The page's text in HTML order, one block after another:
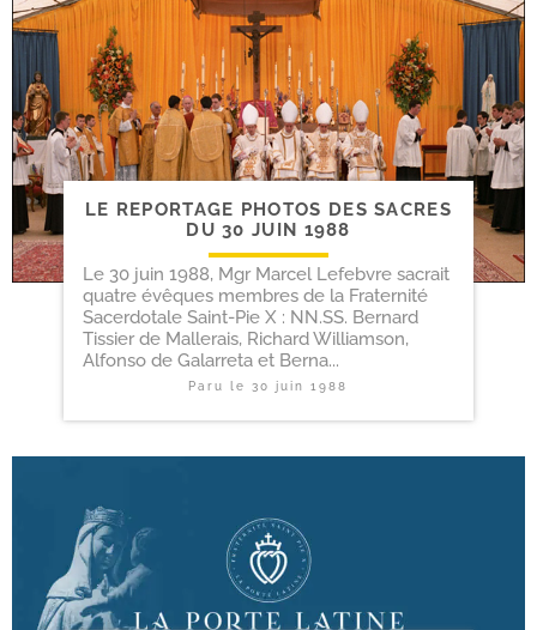
LE REPORTAGE PHOTOS DES SACRES
DU 30 JUIN 1988
Le 30 juin 1988, Mgr Marcel Lefebvre sacrait
quatre évêques membres de la Fraternité
Sacerdotale Saint-Pie X : NN.SS. Bernard
Tissier de Mallerais, Richard Williamson,
Alfonso de Galarreta et Berna...
Paru le30 juin 1988